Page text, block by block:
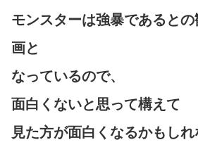
モンスターは強暴であると
画と
なっているので、
面白くないと思って構えて
見た方が面白くなるかもし